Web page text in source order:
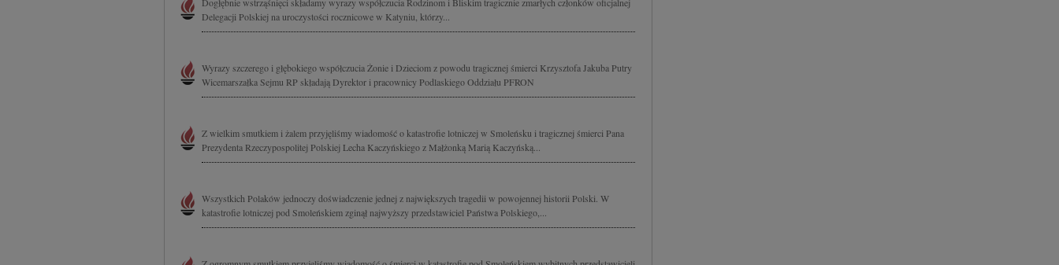
Delegacji Polskiej na uroczystości rocznicowe w Katyniu, którzy...
Wyrazy szczerego i głębokiego współczucia Żonie i Dzieciom z powodu tragicznej śmierci Krzysztofa Jakuba Putry
Wicemarszałka Sejmu RP składają Dyrektor i pracownicy Podlaskiego Oddziału PFRON
Z wielkim smutkiem i żalem przyjęliśmy wiadomość o katastrofie lotniczej w Smoleńsku i tragicznej śmierci Pana
Prezydenta Rzeczypospolitej Polskiej Lecha Kaczyńskiego z Małżonką Marią Kaczyńską...
Wszystkich Polaków jednoczy doświadczenie jednej z największych tragedii w powojennej historii Polski. W
katastrofie lotniczej pod Smoleńskiem zginął najwyższy przedstawiciel Państwa Polskiego,...